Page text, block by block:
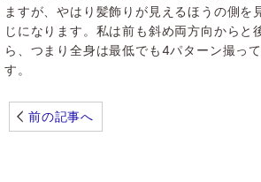
ますが、やはり髪飾りが見えるほうの側を
じになります。私は前も斜め両方向からと
ら、つまり全身は最低でも4パターン撮っ
す。
前の記事へ